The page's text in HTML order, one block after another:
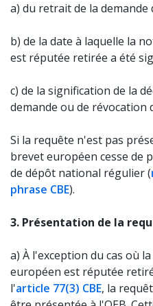
a) du retrait de la demande
b) de la date à laquelle la
est réputée retirée a été
c) de la signification de la
demande ou de révocation
Si la requête n'est pas
brevet européen cesse de
de dépôt national régulier (
phrase CBE).
3. Présentation de la
a) À l'exception du cas où
européen est réputée
l'article 77(3) CBE, la